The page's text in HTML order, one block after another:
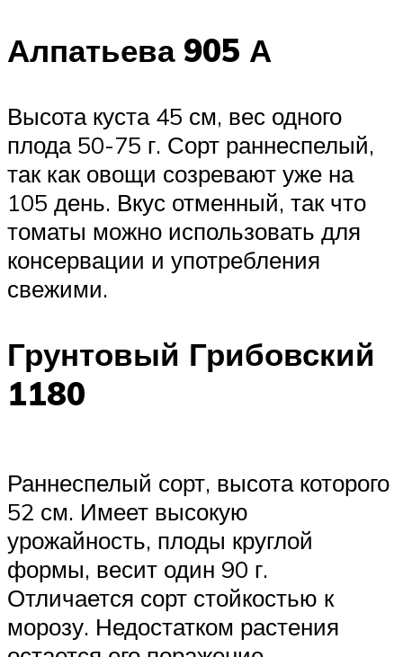
Алпатьева 905 А
Высота куста 45 см, вес одного
плода 50-75 г. Сорт раннеспелый,
так как овощи созревают уже на
105 день. Вкус отменный, так что
томаты можно использовать для
консервации и употребления
свежими.
Грунтовый Грибовский
1180
Раннеспелый сорт, высота которого
52 см. Имеет высокую
урожайность, плоды круглой
формы, весит один 90 г.
Отличается сорт стойкостью к
морозу. Недостатком растения